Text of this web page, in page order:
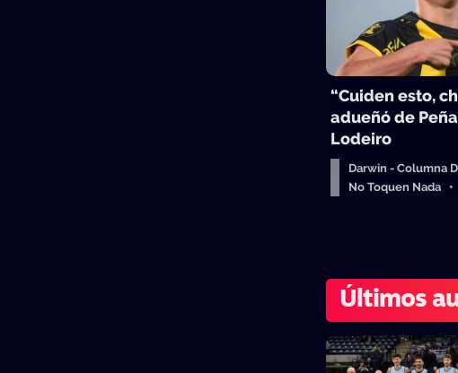
“Cuiden esto,
adueñó de
Lodeiro
Darwin - Columna
No Toquen Nada
Últimos